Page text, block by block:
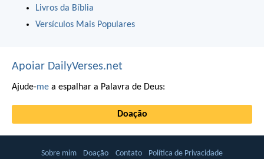
Livros da Bíblia
Versículos Mais Populares
Apoiar DailyVerses.net
Ajude-me a espalhar a Palavra de Deus:
Doação
Sobre mim Doação Contato Política de Privacidade